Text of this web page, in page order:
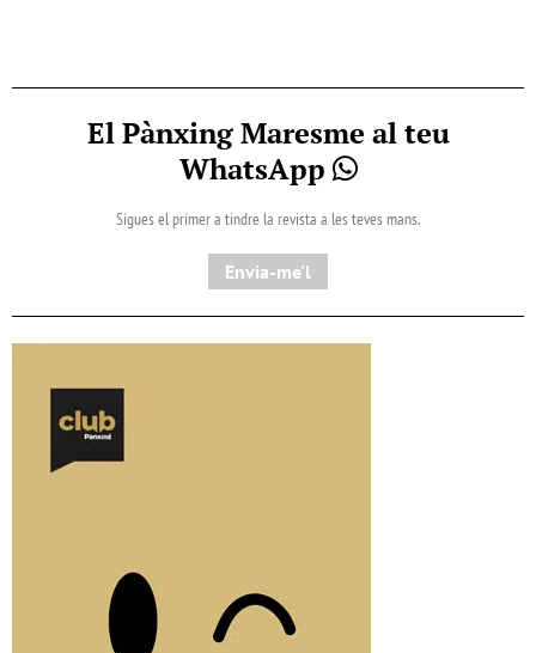
El Pànxing Maresme al teu
WhatsApp
Sigues el primer a tindre la revista a les teves mans.
Envia-me'l